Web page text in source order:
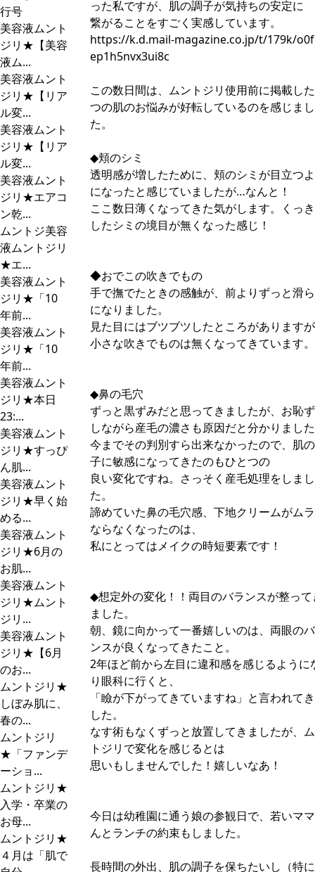
行号
美容液ムント
ジリ★【美容
液ム...
美容液ムント
ジリ★【リア
ル変...
美容液ムント
ジリ★【リア
ル変...
美容液ムント
ジリ★エアコ
ン乾...
ムントジ美容
液ムントジリ
★エ...
美容液ムント
ジリ★「10
年前...
美容液ムント
ジリ★「10
年前...
美容液ムント
ジリ★本日
23:...
美容液ムント
ジリ★すっぴ
ん肌...
美容液ムント
ジリ★早く始
める...
美容液ムント
ジリ★6月の
お肌...
美容液ムント
ジリ★ムント
ジリ...
美容液ムント
ジリ★【6月
のお...
ムントジリ★
しぼみ肌に、
春の...
ムントジリ
★「ファンデ
ーショ...
ムントジリ★
入学・卒業の
お母...
ムントジリ★
４月は「肌で
った私ですが、肌の調子が気持ちの安定に
繋がることをすごく実感しています。
https://k.d.mail-magazine.co.jp/t/179k/
ep1h5nvx3ui8c
この数日間は、ムントジリ使用前に掲載し
つの肌のお悩みが好転しているのを感じまし
た。
◆頬のシミ
透明感が増したために、頬のシミが目立つ
になったと感じていましたが…なんと！
ここ数日薄くなってきた気がします。くっ
したシミの境目が無くなった感じ！
◆おでこの吹きでもの
手で撫でたときの感触が、前よりずっと滑
になりました。
見た目にはブツブツしたところがあります
小さな吹きでものは無くなってきています。
◆鼻の毛穴
ずっと黒ずみだと思ってきましたが、お恥
しながら産毛の濃さも原因だと分かりまし
今までその判別すら出来なかったので、肌
子に敏感になってきたのもひとつの
良い変化ですね。さっそく産毛処理をしまし
た。
諦めていた鼻の毛穴感、下地クリームがム
ならなくなったのは、
私にとってはメイクの時短要素です！
◆想定外の変化！！両目のバランスが整って
ました。
朝、鏡に向かって一番嬉しいのは、両眼の
ンスが良くなってきたこと。
2年ほど前から左目に違和感を感じるように
り眼科に行くと、
「瞼が下がってきていますね」と言われて
した。
なす術もなくずっと放置してきましたが、
トジリで変化を感じるとは
思いもしませんでした！嬉しいなあ！
今日は幼稚園に通う娘の参観日で、若いマ
んとランチの約束もしました。
長時間の外出、肌の調子を保ちたいし（特